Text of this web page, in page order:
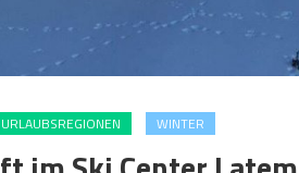
URLAUBSREGIONEN WINTER